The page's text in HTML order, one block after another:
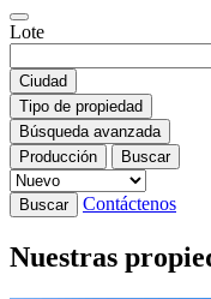
Lote
Ciudad
Tipo de propiedad
Búsqueda avanzada
Producción
Buscar
Buscar Contáctenos
Nuestras